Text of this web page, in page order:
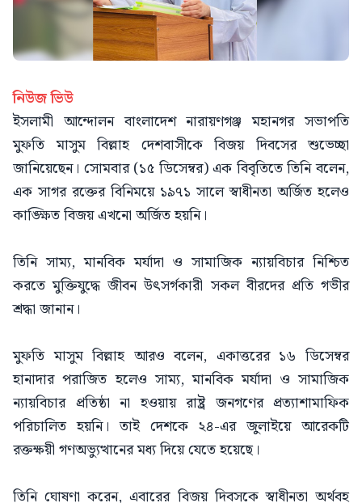
নিউজ ভিউ
ইসলামী আন্দোলন বাংলাদেশ নারায়ণগঞ্জ মহানগর সভাপতি
মুফতি মাসুম বিল্লাহ দেশবাসীকে বিজয় দিবসের শুভেচ্ছা
জানিয়েছেন। সোমবার (১৫ ডিসেম্বর) এক বিবৃতিতে তিনি বলেন,
এক সাগর রক্তের বিনিময়ে ১৯৭১ সালে স্বাধীনতা অর্জিত হলেও
কাঙ্ক্ষিত বিজয় এখনো অর্জিত হয়নি।
তিনি সাম্য, মানবিক মর্যাদা ও সামাজিক ন্যায়বিচার নিশ্চিত
করতে মুক্তিযুদ্ধে জীবন উৎসর্গকারী সকল বীরদের প্রতি গভীর
শ্রদ্ধা জানান।
মুফতি মাসুম বিল্লাহ আরও বলেন, একাত্তরের ১৬ ডিসেম্বর
হানাদার পরাজিত হলেও সাম্য, মানবিক মর্যাদা ও সামাজিক
ন্যায়বিচার প্রতিষ্ঠা না হওয়ায় রাষ্ট্র জনগণের প্রত্যাশামাফিক
পরিচালিত হয়নি। তাই দেশকে ২৪-এর জুলাইয়ে আরেকটি
রক্তক্ষয়ী গণঅভ্যুত্থানের মধ্য দিয়ে যেতে হয়েছে।
তিনি ঘোষণা করেন, এবারের বিজয় দিবসকে স্বাধীনতা অর্থবহ